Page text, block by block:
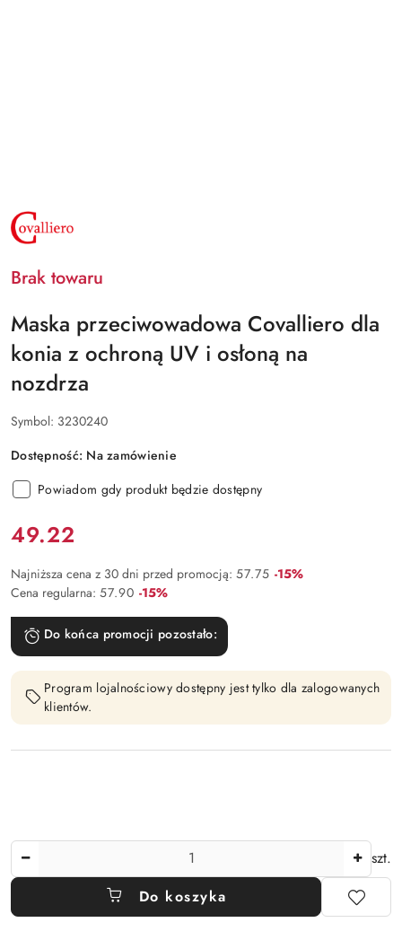
NAZWA
PRODUCENTA:
COVALLIERO
Brak towaru
Maska przeciwowadowa Covalliero dla
konia z ochroną UV i osłoną na
nozdrza
Symbol: 3230240
Dostępność: Na zamówienie
Powiadom gdy produkt będzie dostępny
Cena:
49.22
Najniższa cena z 30 dni przed promocją: 57.75 Rabat:
-15%
Cena regularna: 57.90 Rabat:
-15%
Do końca promocji pozostało:
Program lojalnościowy dostępny jest tylko dla zalogowanych
klientów.
szt.
Do koszyka